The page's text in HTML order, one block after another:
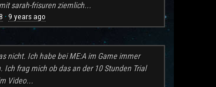
sarah-frisuren ziemlich...
· 9 years ago
nicht. Ich habe bei ME:A im Game immer
frag mich ob das an der 10 Stunden Trial
Video...